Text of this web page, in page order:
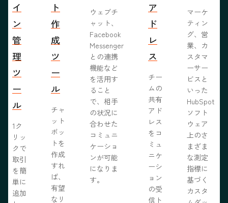
イ
ン
管
理
ツ
ー
ル
1ク
リッ
クで
取引
を簡
単に
追加
ト
作
成
ツ
ー
ル
チャ
ット
ボッ
トを
作成
すれ
ば、
有望
なリ
ウェブチ
ャット、
Facebook
Messenger
との連携
機能など
を活用す
ること
で、相手
の状況に
合わせた
コミュニ
ケーショ
ンが可能
になりま
す。
ア
ド
レ
ス
チー
ムの
共有
アド
レス
をコ
ミュ
ニケ
ーシ
ョン
の受
信ト
マーケ
ティン
グ、営
業、カ
スタマ
ーサー
ビスと
いった
HubSpot
ソフト
ウェア
上のさ
まざま
な測定
指標に
基づく
カスタ